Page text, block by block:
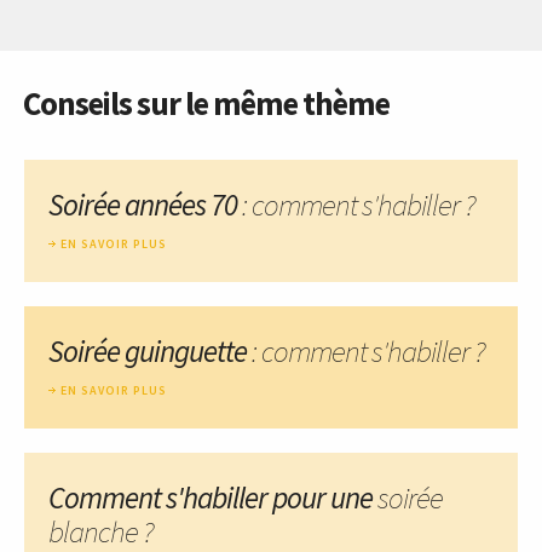
Conseils sur le même thème
Soirée années 70: comment s'habiller ?
EN SAVOIR PLUS
Soirée guinguette: comment s'habiller ?
EN SAVOIR PLUS
Comment s'habiller pour unesoirée
blanche ?